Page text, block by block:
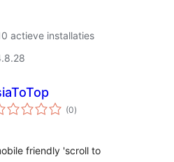
actieve installaties
(0totaal
waarderingen
)
friendly 'scroll to